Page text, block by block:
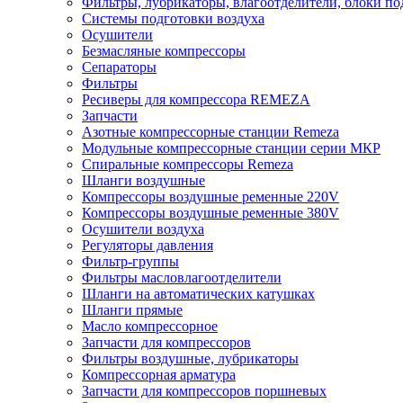
Системы подготовки воздуха
Осушители
Безмасляные компрессоры
Сепараторы
Фильтры
Ресиверы для компрессора REMEZA
Запчасти
Азотные компрессорные станции Remeza
Модульные компрессорные станции серии МКР
Спиральные компрессоры Remeza
Шланги воздушные
Компрессоры воздушные ременные 220V
Компрессоры воздушные ременные 380V
Осушители воздуха
Регуляторы давления
Фильтр-группы
Фильтры масловлагоотделители
Шланги на автоматических катушках
Шланги прямые
Масло компрессорное
Запчасти для компрессоров
Фильтры воздушные, лубрикаторы
Компрессорная арматура
Запчасти для компрессоров поршневых